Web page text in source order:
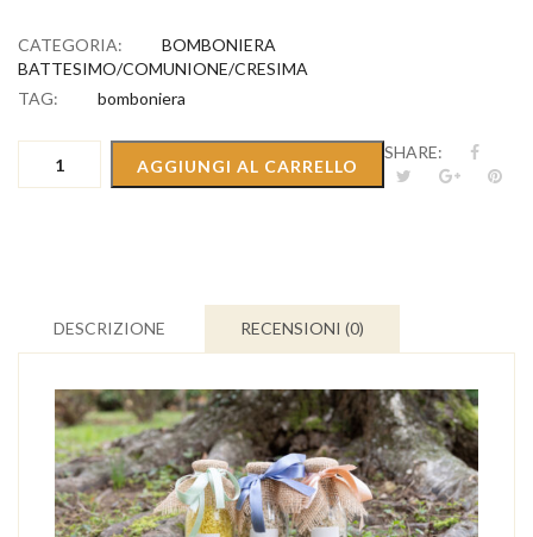
CATEGORIA:
BOMBONIERA
BATTESIMO/COMUNIONE/CRESIMA
TAG:
bomboniera
PRIMA
AGGIUNGI AL CARRELLO
SHARE:
DESCRIZIONE RECENSIONI (0)